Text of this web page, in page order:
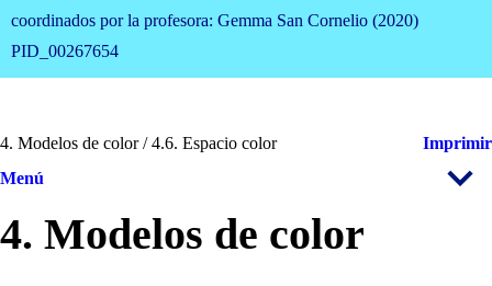
coordinados por la profesora: Gemma San Cornelio (2020)
PID_00267654
4. Modelos de color / 4.6. Espacio color
Imprimir
Menú
4. Modelos de color